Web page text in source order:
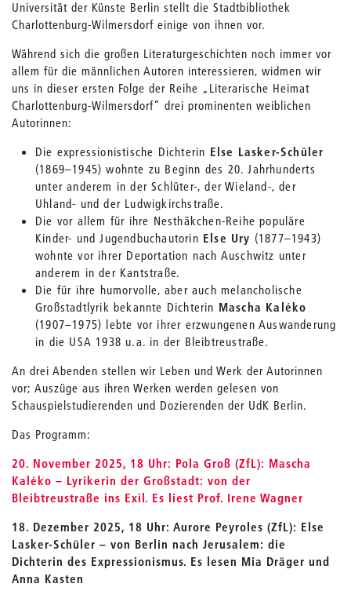
Universität der Künste Berlin stellt die Stadtbibliothek
Charlottenburg-Wilmersdorf einige von ihnen vor.
Während sich die großen Literaturgeschichten noch immer vor
allem für die männlichen Autoren interessieren, widmen wir
uns in dieser ersten Folge der Reihe „Literarische Heimat
Charlottenburg-Wilmersdorf“ drei prominenten weiblichen
Autorinnen:
Die expressionistische Dichterin Else Lasker-Schüler
(1869–1945) wohnte zu Beginn des 20. Jahrhunderts
unter anderem in der Schlüter-, der Wieland-, der
Uhland- und der Ludwigkirchstraße.
Die vor allem für ihre Nesthäkchen-Reihe populäre
Kinder- und Jugendbuchautorin Else Ury (1877–1943)
wohnte vor ihrer Deportation nach Auschwitz unter
anderem in der Kantstraße.
Die für ihre humorvolle, aber auch melancholische
Großstadtlyrik bekannte Dichterin Mascha Kaléko
(1907–1975) lebte vor ihrer erzwungenen Auswanderung
in die USA 1938 u.a. in der Bleibtreustraße.
An drei Abenden stellen wir Leben und Werk der Autorinnen
vor; Auszüge aus ihren Werken werden gelesen von
Schauspielstudierenden und Dozierenden der UdK Berlin.
Das Programm:
20. November 2025, 18 Uhr: Pola Groß (ZfL): Mascha
Kaléko – Lyrikerin der Großstadt: von der
Bleibtreustraße ins Exil. Es liest Prof. Irene Wagner
18. Dezember 2025, 18 Uhr: Aurore Peyroles (ZfL): Else
Lasker-Schüler – von Berlin nach Jerusalem: die
Dichterin des Expressionismus. Es lesen Mia Dräger und
Anna Kasten